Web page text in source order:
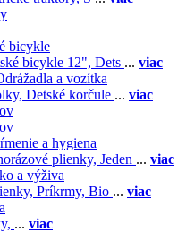
bicykle
bicykle 12", Dets ... viac
a vozítka
Detské korčule ... viac
a hygiena
plienky, Jeden ... viac
a výživa
Príkrmy, Bio ... viac
... viac